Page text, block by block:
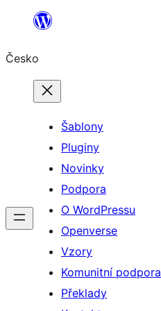
Přeskočit
obsah
Česko
Šablony
Pluginy
Novinky
Podpora
O WordPressu
Openverse
Vzory
Komunitní podpora
Překlady